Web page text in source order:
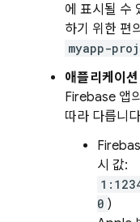
에 표시될 수
하기 위한 편
myapp-
애플리케이
Firebase 앱
따라 다릅니
시 값:
0 )